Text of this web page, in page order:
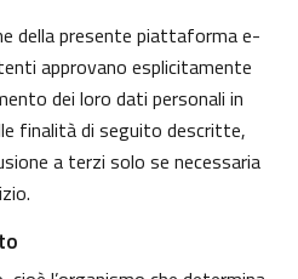
della presente piattaforma e-
approvano esplicitamente
dei loro dati personali in
finalità di seguito descritte,
a terzi solo se necessaria